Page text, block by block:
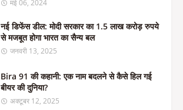
मई 06, 2024
नई डिफेंस डील: मोदी सरकार का 1.5 लाख करोड़ रुपये
से मजबूत होगा भारत का सैन्य बल
जनवरी 13, 2025
Bira 91 की कहानी: एक नाम बदलने से कैसे हिल गई
बीयर की दुनिया?
अक्टूबर 12, 2025